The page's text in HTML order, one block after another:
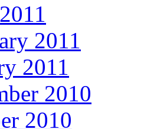
2011
2011
2010
2010